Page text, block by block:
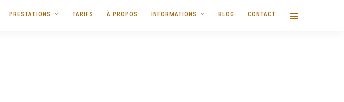
PRESTATIONS TARIFS À PROPOS INFORMATIONS BLOG CONTACT